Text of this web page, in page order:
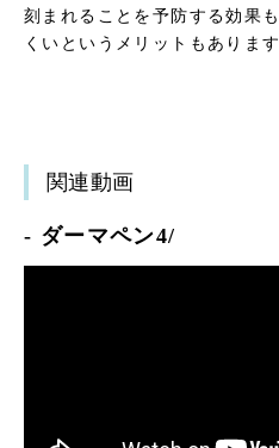
刻まれることを予防する効果
くいというメリットもあります
関連動画
- ダーマペン4/